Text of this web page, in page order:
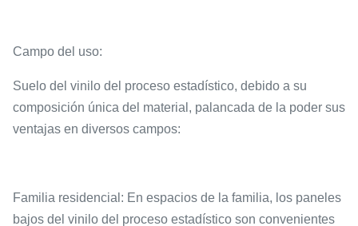
Campo del uso:
Suelo del vinilo del proceso estadístico, debido a su
composición única del material, palancada de la poder sus
ventajas en diversos campos:
Familia residencial: En espacios de la familia, los paneles
bajos del vinilo del proceso estadístico son convenientes